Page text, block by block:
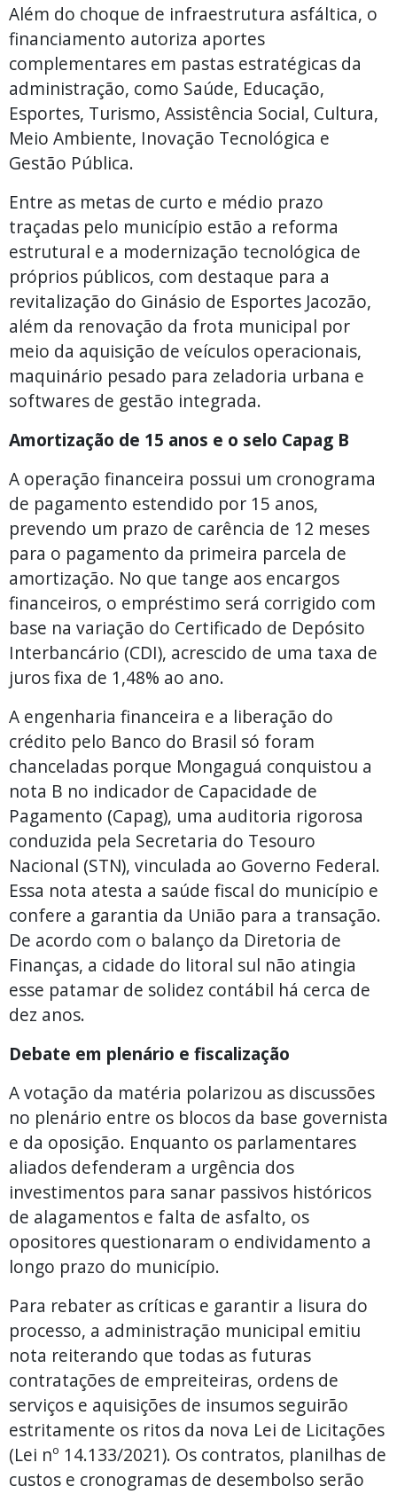
Além do choque de infraestrutura asfáltica, o
financiamento autoriza aportes
complementares em pastas estratégicas da
administração, como Saúde, Educação,
Esportes, Turismo, Assistência Social, Cultura,
Meio Ambiente, Inovação Tecnológica e
Gestão Pública.
Entre as metas de curto e médio prazo
traçadas pelo município estão a reforma
estrutural e a modernização tecnológica de
próprios públicos, com destaque para a
revitalização do Ginásio de Esportes Jacozão,
além da renovação da frota municipal por
meio da aquisição de veículos operacionais,
maquinário pesado para zeladoria urbana e
softwares de gestão integrada.
Amortização de 15 anos e o selo Capag B
A operação financeira possui um cronograma
de pagamento estendido por 15 anos,
prevendo um prazo de carência de 12 meses
para o pagamento da primeira parcela de
amortização. No que tange aos encargos
financeiros, o empréstimo será corrigido com
base na variação do Certificado de Depósito
Interbancário (CDI), acrescido de uma taxa de
juros fixa de 1,48% ao ano.
A engenharia financeira e a liberação do
crédito pelo Banco do Brasil só foram
chanceladas porque Mongaguá conquistou a
nota B no indicador de Capacidade de
Pagamento (Capag), uma auditoria rigorosa
conduzida pela Secretaria do Tesouro
Nacional (STN), vinculada ao Governo Federal.
Essa nota atesta a saúde fiscal do município e
confere a garantia da União para a transação.
De acordo com o balanço da Diretoria de
Finanças, a cidade do litoral sul não atingia
esse patamar de solidez contábil há cerca de
dez anos.
Debate em plenário e fiscalização
A votação da matéria polarizou as discussões
no plenário entre os blocos da base governista
e da oposição. Enquanto os parlamentares
aliados defenderam a urgência dos
investimentos para sanar passivos históricos
de alagamentos e falta de asfalto, os
opositores questionaram o endividamento a
longo prazo do município.
Para rebater as críticas e garantir a lisura do
processo, a administração municipal emitiu
nota reiterando que todas as futuras
contratações de empreiteiras, ordens de
serviços e aquisições de insumos seguirão
estritamente os ritos da nova Lei de Licitações
(Lei nº 14.133/2021). Os contratos, planilhas de
custos e cronogramas de desembolso serão